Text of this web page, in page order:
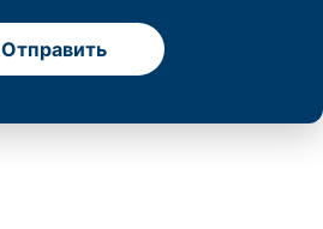
Отправить